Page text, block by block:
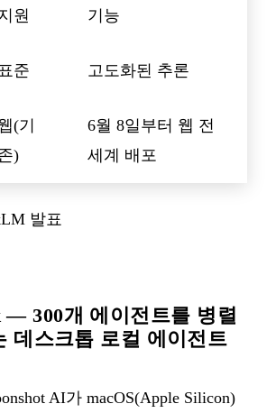
원
기능
표준 고도화된 추론
(기
)
6월 8일부터 웹 전
세계 배포
발표
300개 에이전트를 병렬
데스크톱 로컬 에이전트
AI가 macOS(Apple Silicon)